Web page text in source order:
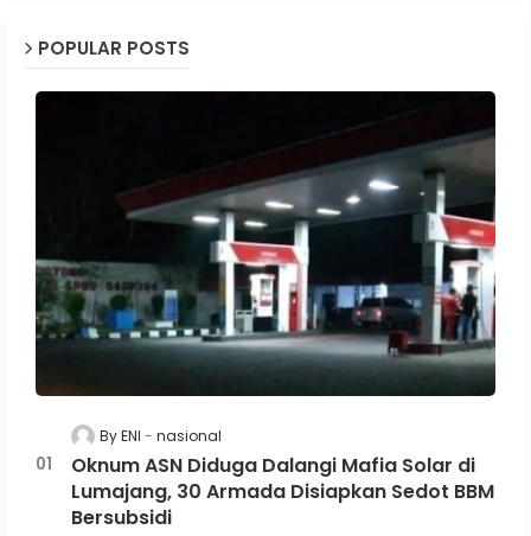
POPULAR POSTS
By ENI nasional
Oknum ASN Diduga Dalangi Mafia Solar di
Lumajang, 30 Armada Disiapkan Sedot BBM
Bersubsidi